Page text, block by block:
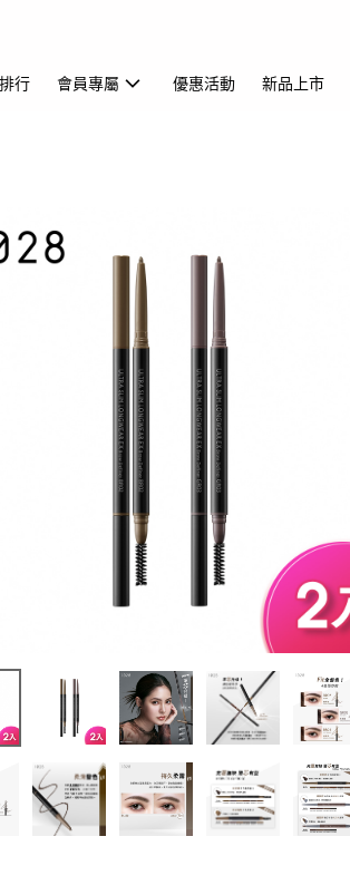
行 會員專屬 優惠活動 新品上市